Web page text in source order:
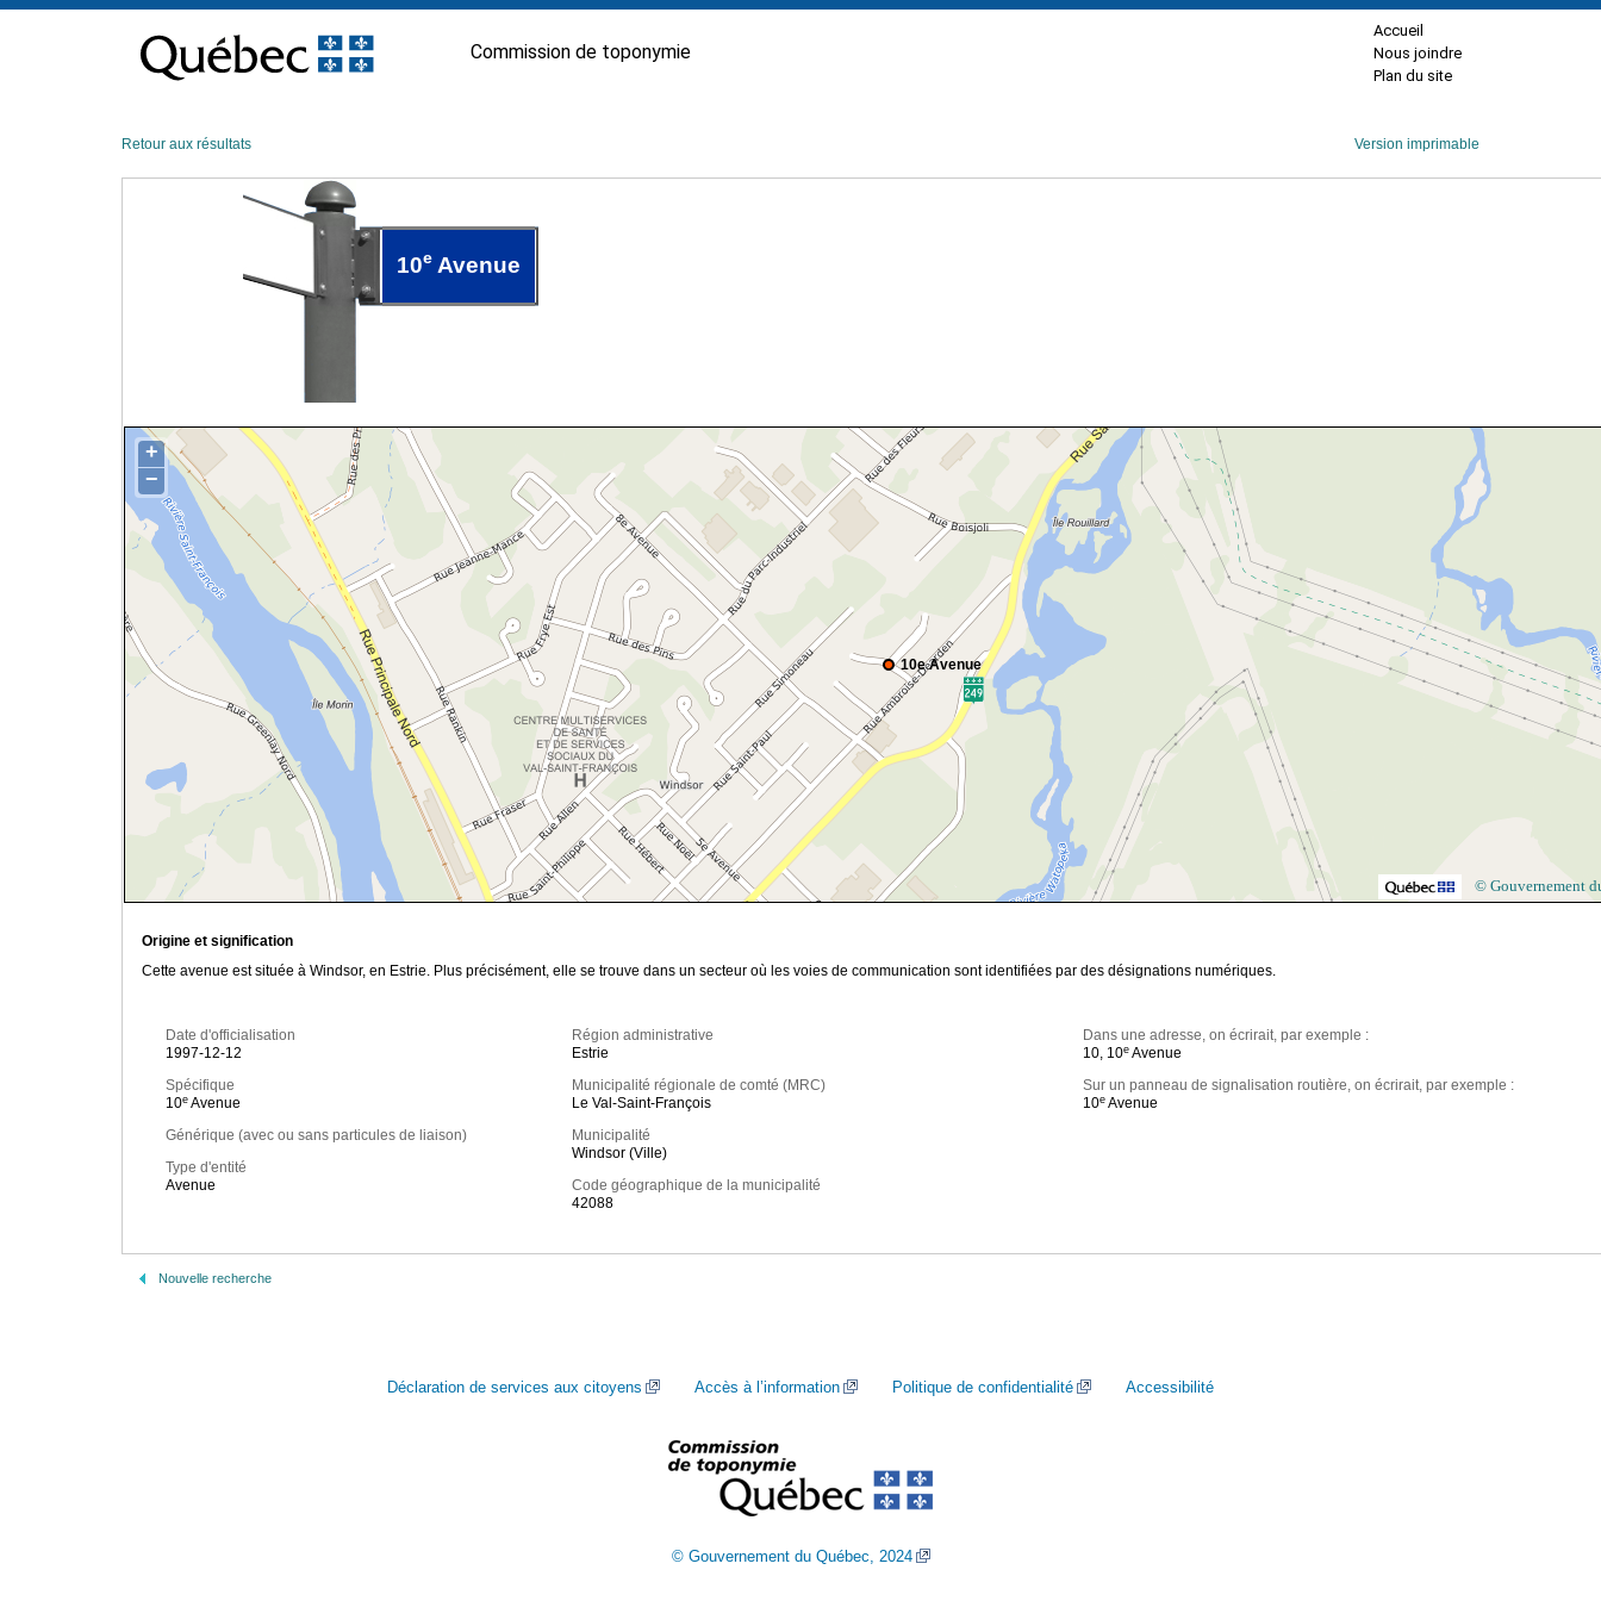
contenu
Commission de toponymie
Accueil
Nous joindre
Plan du site
Retour aux résultats Version imprimable
10e Avenue
10e Avenue
+
−
© Gouvernement
Origine et signification
Cette avenue est située à Windsor, en Estrie. Plus précisément, elle se trouve dans un secteur où les voies de communication sont identifiées par des désignations numériques.
Date d'officialisation
1997-12-12
Spécifique
10e Avenue
Générique (avec ou sans particules de liaison)
Type d'entité
Avenue
Région administrative
Estrie
Municipalité régionale de comté (MRC)
Le Val-Saint-François
Municipalité
Windsor (Ville)
Code géographique de la municipalité
42088
Dans une adresse, on écrirait, par exemple :
10, 10e Avenue
Sur un panneau de signalisation routière, on écrirait, par exemple :
10e Avenue
Nouvelle recherche
Déclaration de services aux citoyens Accès à l’information Politique de confidentialité Accessibilité
© Gouvernement du Québec, 2024